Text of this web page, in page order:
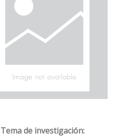
Tema de investigación: